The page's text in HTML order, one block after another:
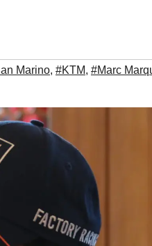
Marino, #KTM, #Marc